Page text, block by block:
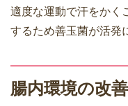
適度な運動で汗をかく
するため善玉菌が活発
腸内環境の改善